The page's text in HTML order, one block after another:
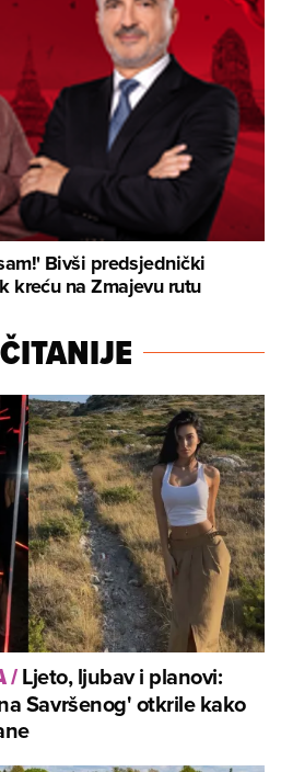
Bivši predsjednički
kreću na Zmajevu rutu
/Ljeto, ljubav i planovi:
Savršenog' otkrile kako